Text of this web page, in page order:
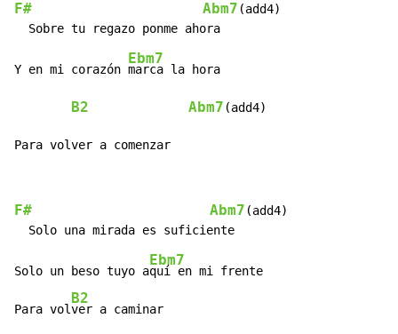
F# Abm7 (add4)
Y en mi corazón
Ebm7
marca la hora
B2 Abm7 (add4)
Para volver a comenzar
F# Abm7 (add4)
Solo un beso tuyo a
Ebm7
quí en mi frente
Para vol
B2
ver a caminar